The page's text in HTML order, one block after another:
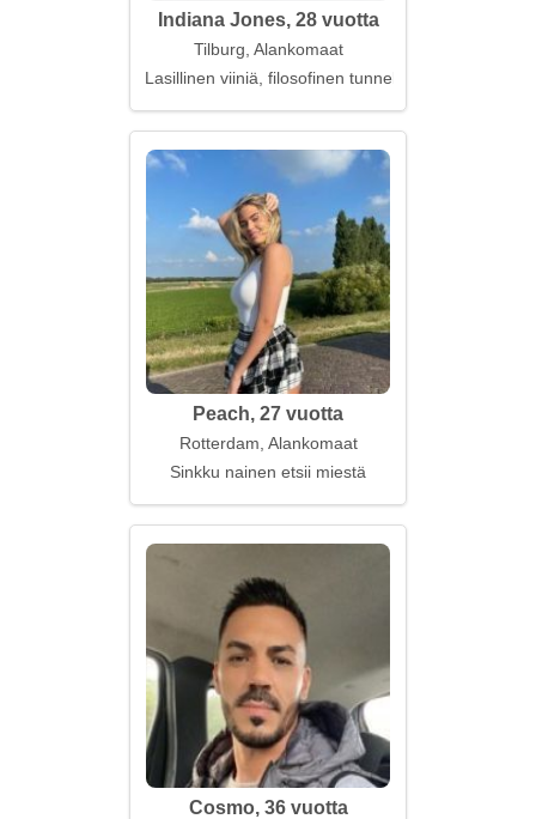
Indiana Jones, 28 vuotta
Tilburg, Alankomaat
Lasillinen viiniä, filosofinen tunnelma
Peach, 27 vuotta
Rotterdam, Alankomaat
Sinkku nainen etsii miestä
Cosmo, 36 vuotta